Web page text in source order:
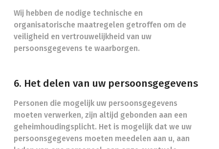
Wij hebben de nodige technische en
organisatorische maatregelen getroffen om de
veiligheid en vertrouwelijkheid van uw
persoonsgegevens te waarborgen.
6. Het delen van uw persoonsgegevens
Personen die mogelijk uw persoonsgegevens
moeten verwerken, zijn altijd gebonden aan een
geheimhoudingsplicht. Het is mogelijk dat we uw
persoonsgegevens moeten meedelen aan u, aan